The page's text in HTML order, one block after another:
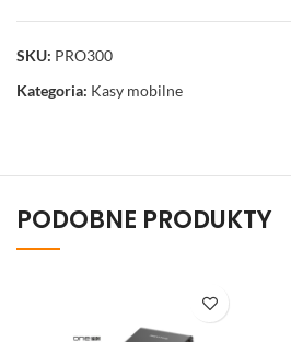
SKU: PRO300
Kategoria: Kasy mobilne
PODOBNE PRODUKTY